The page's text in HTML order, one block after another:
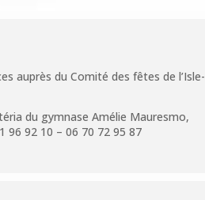
auprès du Comité des fêtes de l’Isle-
du gymnase Amélie Mauresmo,
96 92 10 – 06 70 72 95 87